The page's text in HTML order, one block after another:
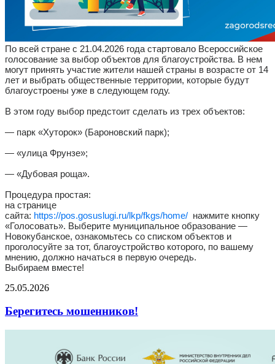
По всей стране с 21.04.2026 года стартовало Всероссийское
голосование за выбор объектов для благоустройства. В нем
могут принять участие жители нашей страны в возрасте от 14
лет и выбрать общественные территории, которые будут
благоустроены уже в следующем году.
В этом году выбор предстоит сделать из трех объектов:
— парк «Хуторок» (Бароновский парк);
— «улица Фрунзе»;
— «Дубовая роща».
Процедура простая:
на странице
сайта: https://pos.gosuslugi.ru/lkp/fkgs/home/ нажмите кнопку
«Голосовать». Выберите муниципальное образование —
Новокубанское, ознакомьтесь со списком объектов и
проголосуйте за тот, благоустройство которого, по вашему
мнению, должно начаться в первую очередь.
Выбираем вместе!
25.05.2026
Берегитесь мошенников!